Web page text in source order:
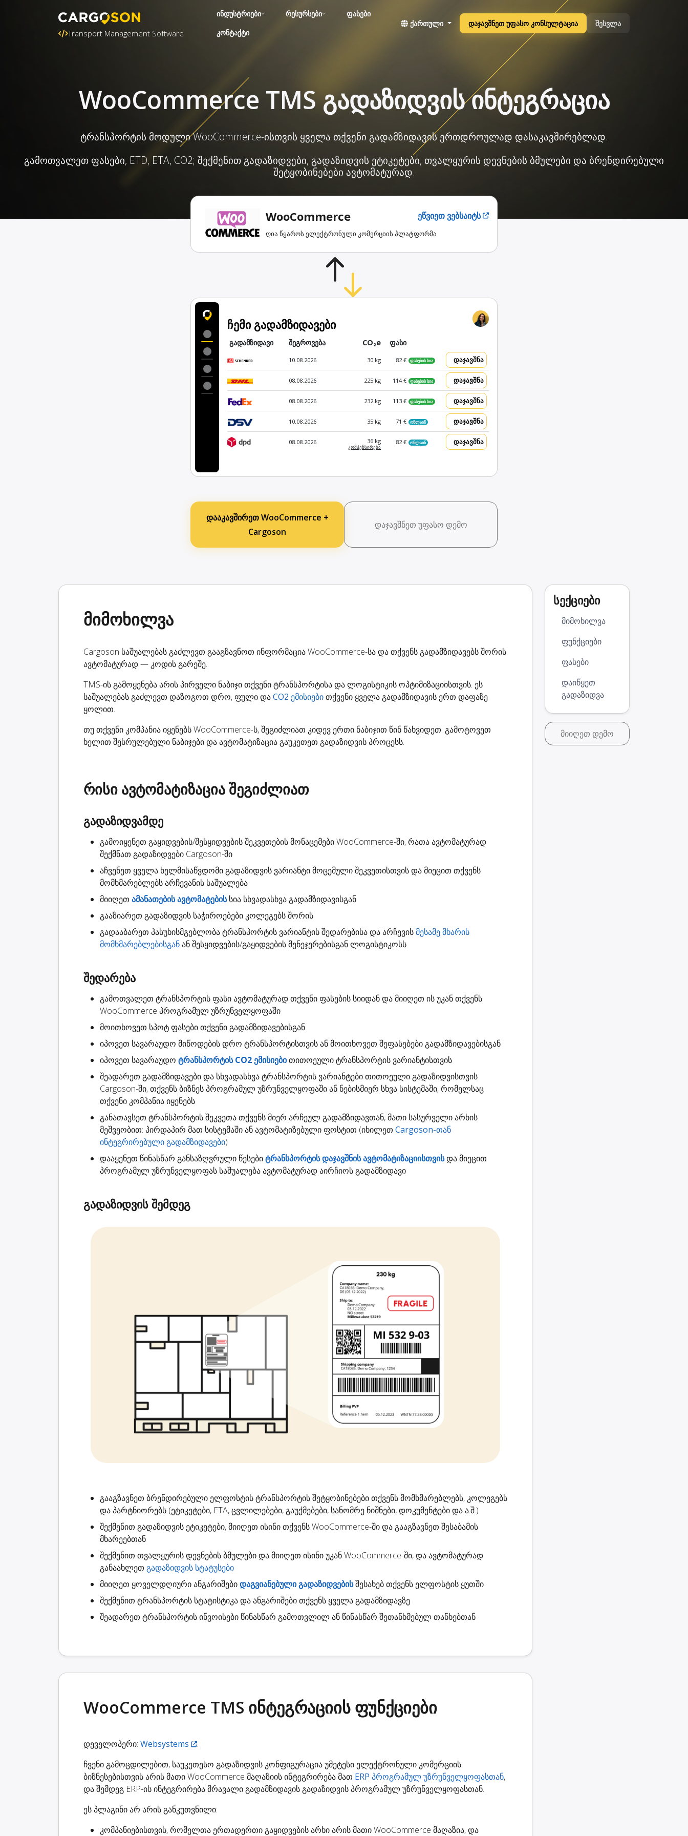
Transport Management Software
ინდუსტრიები რესურსები
ფასები
კონტაქტი
ქართული დაჯავშნეთ უფასო კონსულტაცია შესვლა
WooCommerce TMS გადაზიდვის ინტეგრაცია
ტრანსპორტის მოდული WooCommerce-ისთვის ყველა თქვენი გადამზიდავის ერთდროულად დასაკავშირებლად.
გამოთვალეთ ფასები, ETD, ETA, CO2; შექმენით გადაზიდვები, გადაზიდვის ეტიკეტები, თვალყურის დევნების ბმულები და ბრენდირებული
შეტყობინებები ავტომატურად.
WooCommerce ეწვიეთ ვებსაიტს
ღია წყაროს ელექტრონული კომერციის პლატფორმა
ჩემი გადამზიდავები
გადამზიდავი შეგროვება CO₂e ფასი
10.08.2026 30 kg 82 € ფასების სია დაჯავშნა
08.08.2026 225 kg 114 € ფასების სია დაჯავშნა
08.08.2026 232 kg 113 € ფასების სია დაჯავშნა
10.08.2026 35 kg 71 € ონლაინ დაჯავშნა
08.08.2026 36 kg
კომპენ­სირება
82 € ონლაინ დაჯავშნა
დააკავშირეთ WooCommerce +
Cargoson
დაჯავშნეთ უფასო დემო
მიმოხილვა
Cargoson საშუალებას გაძლევთ გააგზავნოთ ინფორმაცია WooCommerce-სა და თქვენს გადამზიდავებს შორის
ავტომატურად — კოდის გარეშე.
TMS-ის გამოყენება არის პირველი ნაბიჯი თქვენი ტრანსპორტისა და ლოგისტიკის ოპტიმიზაციისთვის. ეს
საშუალებას გაძლევთ დაზოგოთ დრო, ფული დაCO2 ემისიებითქვენი ყველა გადამზიდავის ერთ დაფაზე
ყოლით.
თუ თქვენი კომპანია იყენებს WooCommerce-ს, შეგიძლიათ კიდევ ერთი ნაბიჯით წინ წახვიდეთ: გამოტოვეთ
ხელით შესრულებული ნაბიჯები და ავტომატიზაცია გაუკეთეთ გადაზიდვის პროცესს.
რისი ავტომატიზაცია შეგიძლიათ
გადაზიდვამდე
გამოიყენეთ გაყიდვების/შესყიდვების შეკვეთების მონაცემები WooCommerce-ში, რათა ავტომატურად
შექმნათ გადაზიდვები Cargoson-ში
აჩვენეთ ყველა ხელმისაწვდომიგადაზიდვის ვარიანტიმოცემული შეკვეთისთვის და მიეცით თქვენს
მომხმარებლებს არჩევანის საშუალება
მიიღეთ ამანათების ავტომატებისსია სხვადასხვა გადამზიდავისგან
გააზიარეთ გადაზიდვის საჭიროებები კოლეგებს შორის
გადააბარეთ პასუხისმგებლობატრანსპორტის ვარიანტის შედარებისა და არჩევისმესამე მხარის
მომხმარებლებისგანან შესყიდვების/გაყიდვების მენეჯერებისგან ლოგისტიკოსს
შედარება
გამოთვალეთ ტრანსპორტის ფასიავტომატურად თქვენი ფასების სიიდან და მიიღეთ ის უკან თქვენს
WooCommerce პროგრამულ უზრუნველყოფაში
მოითხოვეთ სპოტ ფასებითქვენი გადამზიდავებისგან
იპოვეთ სავარაუდო მიწოდების დრო ტრანსპორტისთვის ან მოითხოვეთ შეფასებები გადამზიდავებისგან
იპოვეთ სავარაუდო ტრანსპორტის CO2 ემისიებითითოეული ტრანსპორტის ვარიანტისთვის
შეადარეთ გადამზიდავებიდა სხვადასხვა ტრანსპორტის ვარიანტები თითოეული გადაზიდვისთვის
Cargoson-ში, თქვენს ბიზნეს პროგრამულ უზრუნველყოფაში ან ნებისმიერ სხვა სისტემაში, რომელსაც
თქვენი კომპანია იყენებს
განათავსეთ ტრანსპორტის შეკვეთათქვენს მიერ არჩეულ გადამზიდავთან, მათი სასურველი არხის
მეშვეობით: პირდაპირ მათ სისტემაში ან ავტომატიზებული ფოსტით (იხილეთ Cargoson-თან
ინტეგრირებული გადამზიდავები)
დააყენეთ წინასწარ განსაზღვრული წესებიტრანსპორტის დაჯავშნის ავტომატიზაციისთვისდა მიეცით
პროგრამულ უზრუნველყოფას საშუალება ავტომატურად აირჩიოს გადამზიდავი
გადაზიდვის შემდეგ
გააგზავნეთ ბრენდირებული ელფოსტისტრანსპორტის შეტყობინებებითქვენს მომხმარებლებს, კოლეგებს
და პარტნიორებს (ეტიკეტები, ETA, ცვლილებები, გაუქმებები, სანომრე ნიშნები, დოკუმენტები და ა.შ.)
შექმენით გადაზიდვის ეტიკეტები, მიიღეთ ისინი თქვენს WooCommerce-ში და გააგზავნეთ შესაბამის
მხარეებთან
შექმენით თვალყურის დევნების ბმულებიდა მიიღეთ ისინი უკან WooCommerce-ში, და ავტომატურად
განაახლეთ გადაზიდვის სტატუსები
მიიღეთ ყოველდღიური ანგარიშებიდაგვიანებული გადაზიდვებისშესახებ თქვენს ელფოსტის ყუთში
შექმენით ტრანსპორტის სტატისტიკადა ანგარიშები თქვენს ყველა გადამზიდავზე
შეადარეთ ტრანსპორტის ინვოისები წინასწარ გამოთვლილ ან წინასწარ შეთანხმებულ თანხებთან
WooCommerce TMS ინტეგრაციის ფუნქციები
დეველოპერი: Websystems
.
ჩვენი გამოცდილებით, საუკეთესო გადაზიდვის კონფიგურაცია უმეტესი ელექტრონული კომერციის
ბიზნესებისთვის არის მათი WooCommerce მაღაზიის ინტეგრირება მათ ERP პროგრამულ უზრუნველყოფასთან,
და შემდეგ ERP-ის ინტეგრირება მრავალი გადამზიდავის გადაზიდვის პროგრამულ უზრუნველყოფასთან.
ეს პლაგინიარ არის განკუთვნილი:
კომპანიებისთვის, რომელთა ერთადერთი გაყიდვების არხი არის მათი WooCommerce მაღაზია, და
სექციები
მიმოხილვა
ფუნქციები
ფასები
დაიწყეთ
გადაზიდვა
მიიღეთ დემო